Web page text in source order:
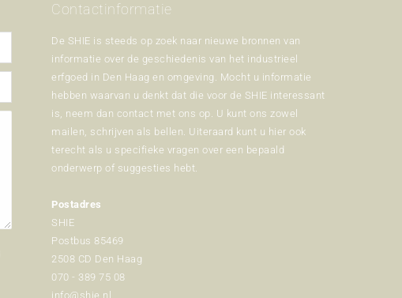
Contactinformatie
De SHIE is steeds op zoek naar nieuwe bronnen van
informatie over de geschiedenis van het industrieel
erfgoed in Den Haag en omgeving. Mocht u informatie
hebben waarvan u denkt dat die voor de SHIE interessant
is, neem dan contact met ons op. U kunt ons zowel
mailen, schrijven als bellen. Uiteraard kunt u hier ook
terecht als u specifieke vragen over een bepaald
onderwerp of suggesties hebt.
Postadres
SHIE
Postbus 85469
2508 CD Den Haag
070 - 389 75 08
info@shie.nl